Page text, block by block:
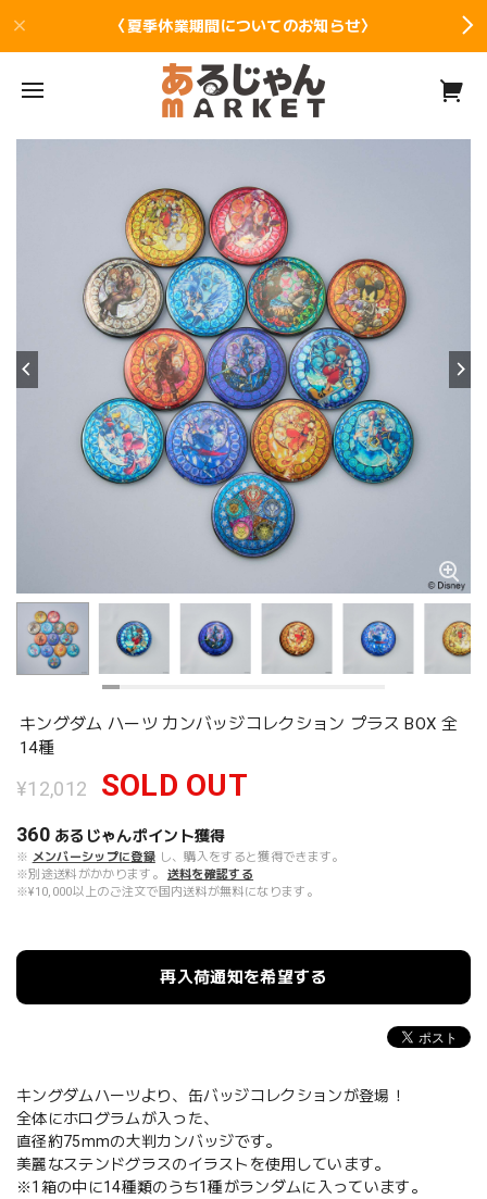
〈夏季休業期間についてのお知らせ〉
キングダム ハーツ カンバッジコレクション プラス BOX 全
14種
¥12,012 SOLD OUT
360 あるじゃんポイント獲得
※ メンバーシップに登録 し、購入をすると獲得できます。
※別途送料がかかります。
送料を確認する
※¥10,000以上のご注文で国内送料が無料になります。
再入荷通知を希望する
キングダムハーツより、缶バッジコレクションが登場！
全体にホログラムが入った、
直径約75mmの大判カンバッジです。
美麗なステンドグラスのイラストを使用しています。
※1箱の中に14種類のうち1種がランダムに入っています。